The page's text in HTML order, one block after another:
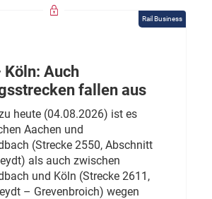
Rail Business
Köln: Auch
fallen aus
heute (04.08.2026) ist es
Aachen und
(Strecke 2550, Abschnitt
als auch zwischen
und Köln (Strecke 2611,
– Grevenbroich) wegen